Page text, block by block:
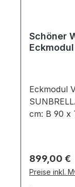
Schöner
Eckmodul
Eckmodul
cm: B 90 x
Regulärer
899,00 €
Preise inkl.